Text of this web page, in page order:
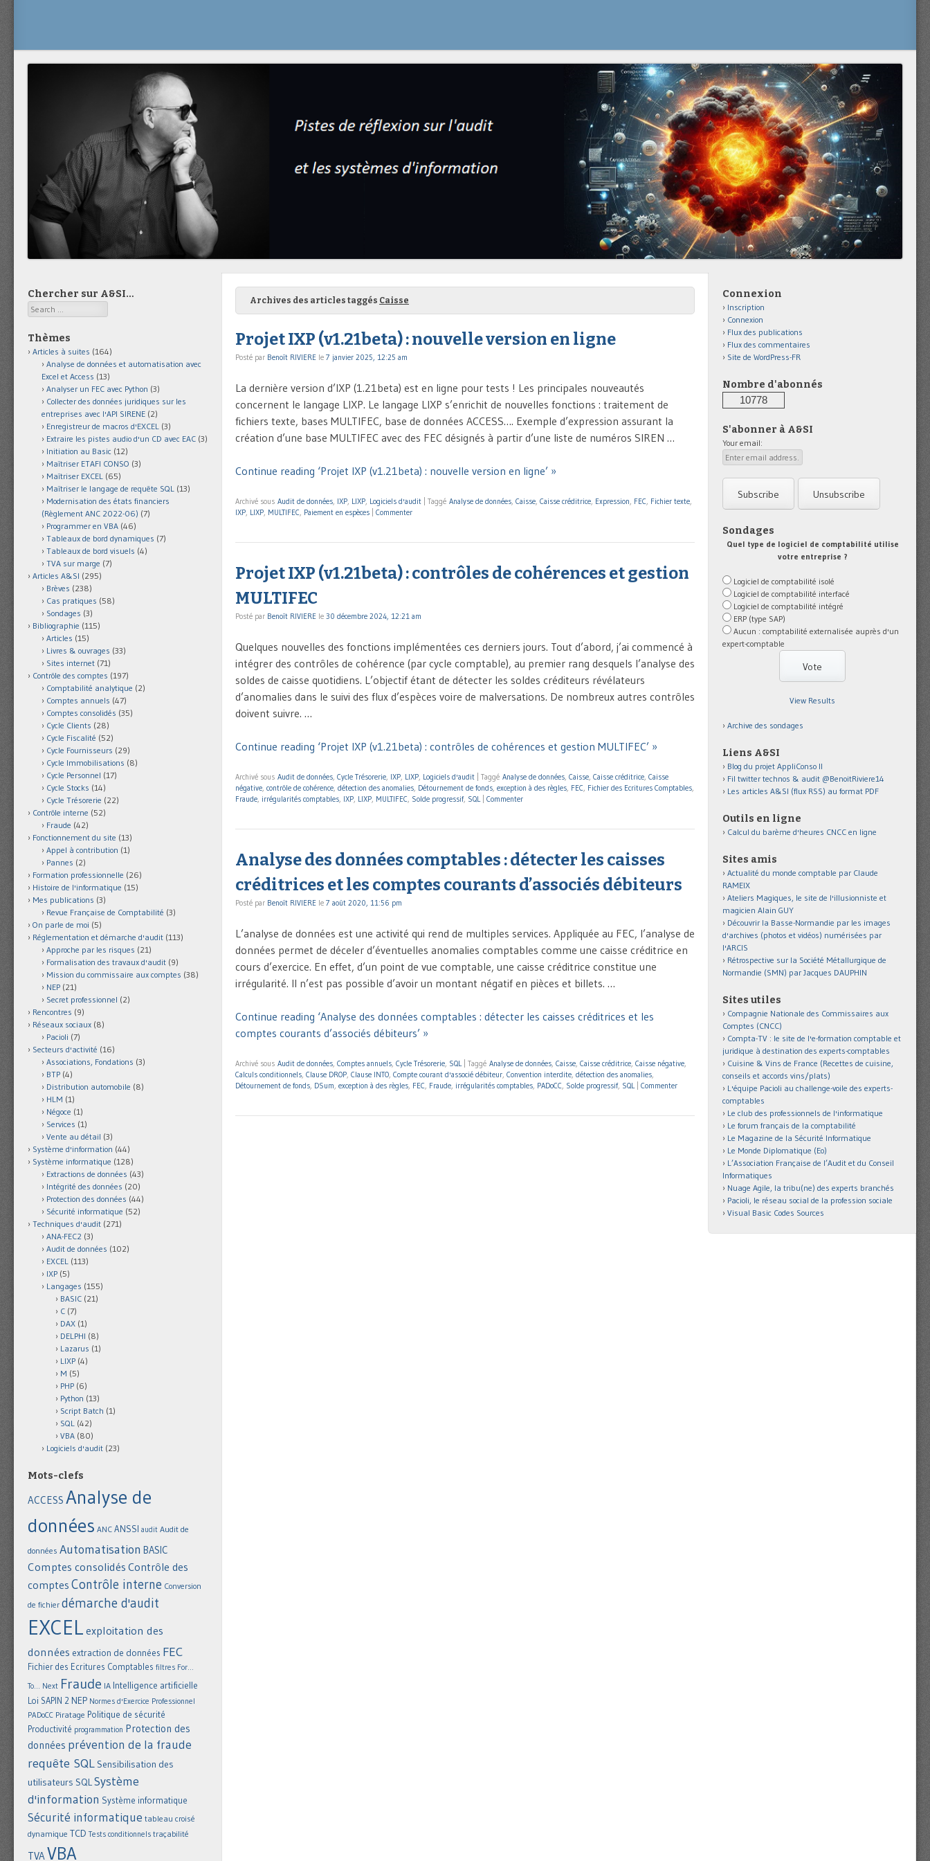
Archives des articles taggés Caisse
Projet IXP (v1.21beta) : nouvelle version en ligne
Posté par Benoît RIVIERE le 7 janvier 2025, 12:25 am
La dernière version d’IXP (1.21beta) est en ligne pour tests ! Les principales nouveautés
concernent le langage LIXP. Le langage LIXP s’enrichit de nouvelles fonctions : traitement de
fichiers texte, bases MULTIFEC, base de données ACCESS…. Exemple d’expression assurant la
création d’une base MULTIFEC avec des FEC désignés à partir d’une liste de numéros SIREN …
Continue reading ‘Projet IXP (v1.21beta) : nouvelle version en ligne’ »
Archivé sous Audit de données, IXP, LIXP, Logiciels d'audit Taggé Analyse de données, Caisse, Caisse créditrice, Expression, FEC, Fichier texte,
IXP, LIXP, MULTIFEC, Paiement en espèces Commenter
Projet IXP (v1.21beta) : contrôles de cohérences et gestion
MULTIFEC
Posté par Benoît RIVIERE le 30 décembre 2024, 12:21 am
Quelques nouvelles des fonctions implémentées ces derniers jours. Tout d’abord, j’ai commencé à
intégrer des contrôles de cohérence (par cycle comptable), au premier rang desquels l’analyse des
soldes de caisse quotidiens. L’objectif étant de détecter les soldes créditeurs révélateurs
d’anomalies dans le suivi des flux d’espèces voire de malversations. De nombreux autres contrôles
doivent suivre. …
Continue reading ‘Projet IXP (v1.21beta) : contrôles de cohérences et gestion MULTIFEC’ »
Archivé sous Audit de données, Cycle Trésorerie, IXP, LIXP, Logiciels d'audit Taggé Analyse de données, Caisse, Caisse créditrice, Caisse
négative, contrôle de cohérence, détection des anomalies, Détournement de fonds, exception à des règles, FEC, Fichier des Ecritures Comptables,
Fraude, irrégularités comptables, IXP, LIXP, MULTIFEC, Solde progressif, SQL Commenter
Analyse des données comptables : détecter les caisses
créditrices et les comptes courants d’associés débiteurs
Posté par Benoît RIVIERE le 7 août 2020, 11:56 pm
L’analyse de données est une activité qui rend de multiples services. Appliquée au FEC, l’analyse de
données permet de déceler d’éventuelles anomalies comptables comme une caisse créditrice en
cours d’exercice. En effet, d’un point de vue comptable, une caisse créditrice constitue une
irrégularité. Il n’est pas possible d’avoir un montant négatif en pièces et billets. …
Continue reading ‘Analyse des données comptables : détecter les caisses créditrices et les
comptes courants d’associés débiteurs’ »
Archivé sous Audit de données, Comptes annuels, Cycle Trésorerie, SQL Taggé Analyse de données, Caisse, Caisse créditrice, Caisse négative,
Calculs conditionnels, Clause DROP, Clause INTO, Compte courant d'associé débiteur, Convention interdite, détection des anomalies,
Détournement de fonds, DSum, exception à des règles, FEC, Fraude, irrégularités comptables, PADoCC, Solde progressif, SQL Commenter
Chercher sur A&SI…
Search
Thèmes
Articles à suites (164)
Analyse de données et automatisation avec
Excel et Access (13)
Analyser un FEC avec Python (3)
Collecter des données juridiques sur les
entreprises avec l'API SIRENE (2)
Enregistreur de macros d'EXCEL (3)
Extraire les pistes audio d'un CD avec EAC (3)
Initiation au Basic (12)
Maîtriser ETAFI CONSO (3)
Maîtriser EXCEL (65)
Maîtriser le langage de requête SQL (13)
Modernisation des états financiers
(Règlement ANC 2022-06) (7)
Programmer en VBA (46)
Tableaux de bord dynamiques (7)
Tableaux de bord visuels (4)
TVA sur marge (7)
Articles A&SI (295)
Brèves (238)
Cas pratiques (58)
Sondages (3)
Bibliographie (115)
Articles (15)
Livres & ouvrages (33)
Sites internet (71)
Contrôle des comptes (197)
Comptabilité analytique (2)
Comptes annuels (47)
Comptes consolidés (35)
Cycle Clients (28)
Cycle Fiscalité (52)
Cycle Fournisseurs (29)
Cycle Immobilisations (8)
Cycle Personnel (17)
Cycle Stocks (14)
Cycle Trésorerie (22)
Contrôle interne (52)
Fraude (42)
Fonctionnement du site (13)
Appel à contribution (1)
Pannes (2)
Formation professionnelle (26)
Histoire de l'informatique (15)
Mes publications (3)
Revue Française de Comptabilité (3)
On parle de moi (5)
Réglementation et démarche d'audit (113)
Approche par les risques (21)
Formalisation des travaux d'audit (9)
Mission du commissaire aux comptes (38)
NEP (21)
Secret professionnel (2)
Rencontres (9)
Réseaux sociaux (8)
Pacioli (7)
Secteurs d'activité (16)
Associations, Fondations (3)
BTP (4)
Distribution automobile (8)
HLM (1)
Négoce (1)
Services (1)
Vente au détail (3)
Système d'information (44)
Système informatique (128)
Extractions de données (43)
Intégrité des données (20)
Protection des données (44)
Sécurité informatique (52)
Techniques d'audit (271)
ANA-FEC2 (3)
Audit de données (102)
EXCEL (113)
IXP (5)
Langages (155)
BASIC (21)
C (7)
DAX (1)
DELPHI (8)
Lazarus (1)
LIXP (4)
M (5)
PHP (6)
Python (13)
Script Batch (1)
SQL (42)
VBA (80)
Logiciels d'audit (23)
Mots-clefs
ACCESS Analyse de
données ANC ANSSI audit Audit de
données Automatisation BASIC
Comptes consolidés Contrôle des
comptes Contrôle interne Conversion
de fichier démarche d'audit
EXCEL exploitation des
données extraction de données FEC
Fichier des Ecritures Comptables filtres For...
To... Next Fraude IA Intelligence artificielle
Loi SAPIN 2 NEP Normes d'Exercice Professionnel
PADoCC Piratage Politique de sécurité
Productivité programmation Protection des
données prévention de la fraude
requête SQL Sensibilisation des
utilisateurs SQLSystème
d'information Système informatique
Sécurité informatique tableau croisé
dynamique TCD Tests conditionnels traçabilité
TVAVBA
Connexion
Inscription
Connexion
Flux des publications
Flux des commentaires
Site de WordPress-FR
Nombre d'abonnés
10778
S'abonner à A&SI
Your email:
Sondages
Quel type de logiciel de comptabilité utilise
votre entreprise ?
Logiciel de comptabilité isolé
Logiciel de comptabilité interfacé
Logiciel de comptabilité intégré
ERP (type SAP)
Aucun : comptabilité externalisée auprès d'un
expert-comptable
View Results
Archive des sondages
Liens A&SI
Blog du projet AppliConso II
Fil twitter technos & audit @BenoitRiviere14
Les articles A&SI (flux RSS) au format PDF
Outils en ligne
Calcul du barème d'heures CNCC en ligne
Sites amis
Actualité du monde comptable par Claude
RAMEIX
Ateliers Magiques, le site de l'illusionniste et
magicien Alain GUY
Découvrir la Basse-Normandie par les images
d'archives (photos et vidéos) numérisées par
l'ARCIS
Rétrospective sur la Société Métallurgique de
Normandie (SMN) par Jacques DAUPHIN
Sites utiles
Compagnie Nationale des Commissaires aux
Comptes (CNCC)
Compta-TV : le site de l'e-formation comptable et
juridique à destination des experts-comptables
Cuisine & Vins de France (Recettes de cuisine,
conseils et accords vins/plats)
L'équipe Pacioli au challenge-voile des experts-
comptables
Le club des professionnels de l'informatique
Le forum français de la comptabilité
Le Magazine de la Sécurité Informatique
Le Monde Diplomatique (Eo)
L’Association Française de l’Audit et du Conseil
Informatiques
Nuage Agile, la tribu(ne) des experts branchés
Pacioli, le réseau social de la profession sociale
Visual Basic Codes Sources